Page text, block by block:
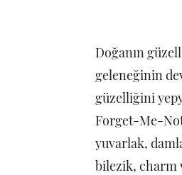
Doğanın
geleneğinin
güzelliğini
Forget-Me-
yuvarlak,
bilezik, charm